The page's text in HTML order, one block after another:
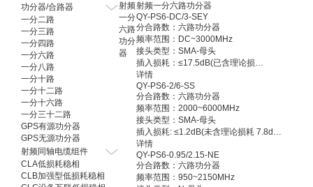
功分器/合路器
一分二路
一分三路
一分四路
一分六路
一分八路
一分十路
一分十二路
一分十六路
一分三十二路
GPS有源功分器
GPS无源功分器
射频同轴电缆组件
CLA低损耗稳相
CLB加强型低损耗稳相
射频
一分
六路
功分
器
射频一分六路功分器
QY-PS6-DC/3-SEY
分合路数：六路功分器
频率范围：DC~3000MHz
接头类型：SMA-母头
插入损耗：≤17.5dB(已含理论损耗)
合路端驻波：Typ.1.15/Max.1.30
分配端驻波：Typ.1.15/Max.1.30
隔离度：Min.15dB
幅度平衡：±1.0dB
工作温度：-45℃~+85℃℃
表面处理：黑色烤漆
详情
QY-PS6-2/6-SS
分合路数：六路功分器
频率范围：2000~6000MHz
接头类型：SMA-母头
插入损耗: ≤1.2dB(未含理论损耗 7.8dB)
输入驻波：Typ.1.16/ Max.1.35
输出驻波：Typ.1.14/ Max.1.25
隔离度：Typ.25dB/Min.20dB
幅度平衡：±0.5 dB
详情
QY-PS6-0.95/2.15-NE
分合路数：六路功分器
频率范围：950~2150MHz